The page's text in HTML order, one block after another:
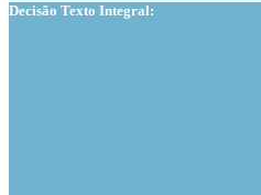
Decisão Texto Integral: